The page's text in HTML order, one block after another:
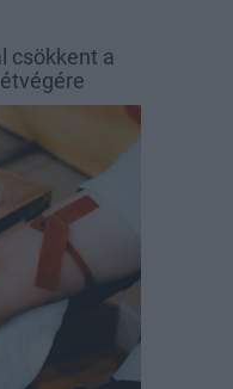
csökkent a